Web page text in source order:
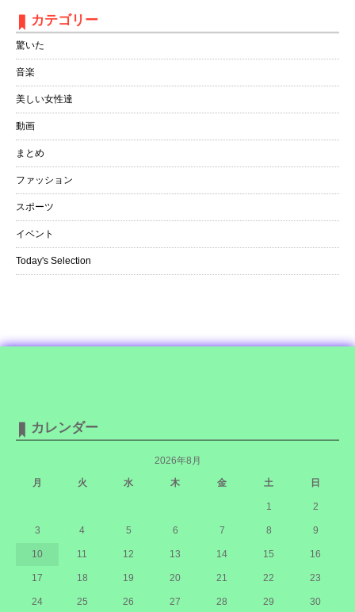
カテゴリー
驚いた
音楽
美しい女性達
動画
まとめ
ファッション
スポーツ
イベント
Today's Selection
カレンダー
2026年8月
月
火 水 木 金 土 日
1 2
3 4 5 6 7 8 9
10 11 12 13 14 15 16
17 18 19 20 21 22 23
24 25 26 27 28 29 30